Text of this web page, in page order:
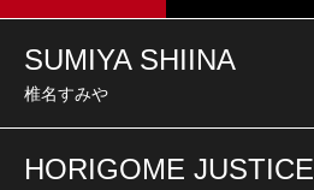
SUMIYA SHIINA
椎名すみや
HORIGOME JUSTICE